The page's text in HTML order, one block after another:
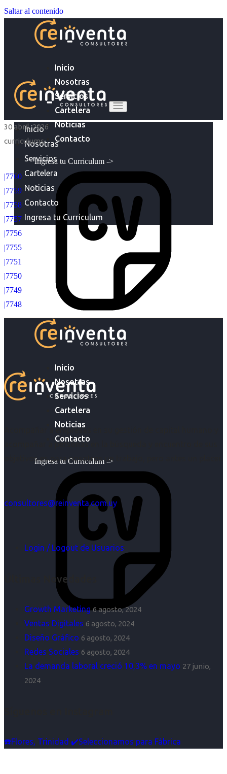
Saltar al contenido
Inicio
Nosotras
Servicios
Cartelera
Noticias
Contacto
Ingresa tu Curriculum ->
Inicio
Nosotras
Servicios
Cartelera
Noticias
Contacto
Ingresa tu Curriculum ->
Inicio
Nosotras
Servicios
Cartelera
Noticias
Contacto
Ingresa tu Curriculum
30 abril, 2026
curriculums
|7760
|7759
|7758
|7757
|7756
|7755
|7751
|7750
|7749
|7748
Acompañar a empresas en su gestión de capital humano y
acompañar a personas en la búsqueda y encuentro de sus
objetivos es para nosotros un trabajo, pero antes un placer.
consultores@reinventa.com.uy
Login / Logout de Usuarios
Últimas Novedades
Growth Marketing 6 agosto, 2024
Ventas Digitales 6 agosto, 2024
Diseño Gráfico 6 agosto, 2024
Redes Sociales 6 agosto, 2024
La demanda laboral creció 10,3% en mayo 27 junio,
2024
☎️Flores, Trinidad ✔️Seleccionamos para Fábrica